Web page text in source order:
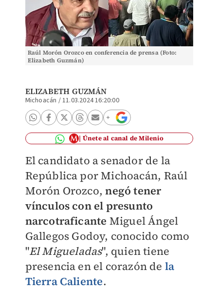
Raúl Morón Orozco en conferencia de prensa (Foto:
Elizabeth Guzmán)
ELIZABETH GUZMÁN
Michoacán /11.03.2024 16:20:00
Únete al canal de Milenio
El candidato a senador de la
República por Michoacán, Raúl
Morón Orozco,negó tener
vínculos con el presunto
narcotraficante Miguel Ángel
Gallegos Godoy, conocido como
"El Migueladas", quien tiene
presencia en el corazón de la
Tierra Caliente.